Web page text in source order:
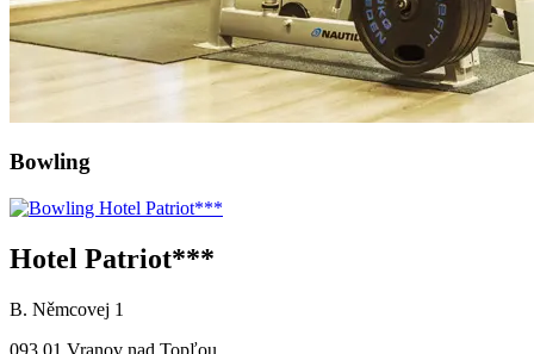
Bowling
Hotel Patriot***
B. Němcovej 1
093 01 Vranov nad Topľou